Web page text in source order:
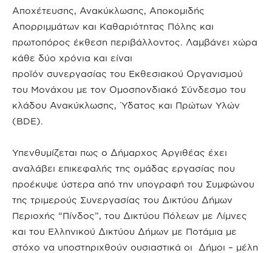
Αποχέτευσης, Ανακύκλωσης, Αποκομιδής
Απορριμμάτων και Καθαριότητας Πόλης και
πρωτοπόρος έκθεση περιβάλλοντος. Λαμβάνει χώρα
κάθε δύο χρόνια και είναι
προϊόν συνεργασίας του Εκθεσιακού Οργανισμού
του Μονάχου με τον Ομοσπονδιακό Σύνδεσμο του
κλάδου Ανακύκλωσης, Ύδατος και Πρώτων Υλών
(BDE).
Υπενθυμίζεται πως ο Δήμαρχος Αργιθέας έχει
αναλάβει επικεφαλής της ομάδας εργασίας που
προέκυψε ύστερα από την υπογραφή του Συμφώνου
της τριμερούς Συνεργασίας του Δικτύου Δήμων
Περιοχής “Πίνδος”, του Δικτύου Πόλεων με Λίμνες
και του Ελληνικού Δικτύου Δήμων με Ποτάμια με
στόχο να υποστηριχθούν ουσιαστικά οι Δήμοι – μέλη